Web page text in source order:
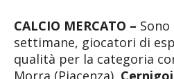
CALCIO MERCATO –
settimane, giocatori di
qualità per la categoria
Morra (Piacenza), Cernigoi